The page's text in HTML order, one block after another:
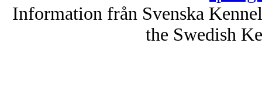
Information från Svenska
the Swedish